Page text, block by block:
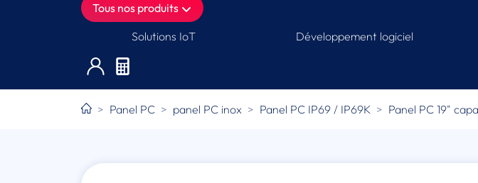
Tous nos produits
Solutions IoT Développement logiciel
Panel PC panel PC inox Panel PC IP69 / IP69K Panel PC 19"